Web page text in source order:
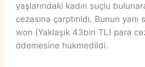
yaşlarındaki kadın suçlu
cezasına çarptırıldı. Bunun yanı
won (Yaklaşık 43bin TL) para
ödemesine hükmedildi.